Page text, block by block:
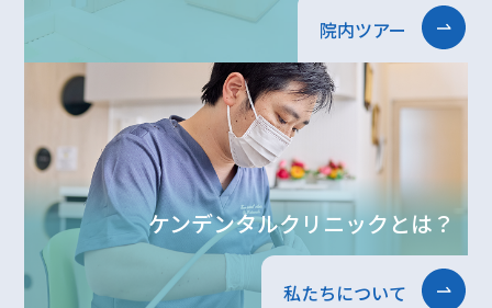
院内ツアー
ケンデンタルクリニックとは？
私たちについて